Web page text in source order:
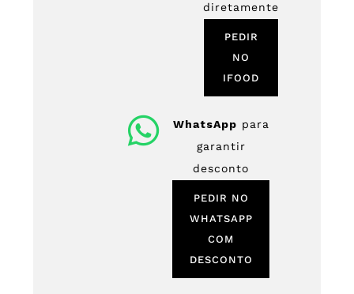
diretamente
PEDIR
NO
IFOOD
WhatsApp para
garantir
desconto
PEDIR NO
WHATSAPP
COM
DESCONTO